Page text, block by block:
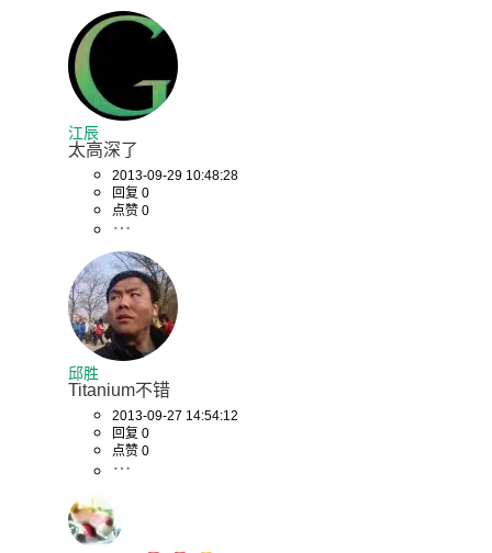
江辰
太高深了
2013-09-29 10:48:28
回复 0
点赞 0
邱胜
Titanium不错
2013-09-27 14:54:12
回复 0
点赞 0